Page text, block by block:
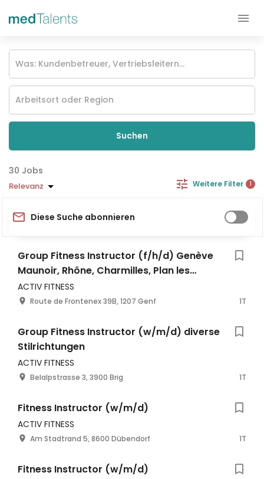
Suchen
Jobs
Relevanz Weitere Filter 1
Diese Suche abonnieren
Group Fitness Instructor (f/h/d) Genève
Maunoir, Rhône, Charmilles, Plan les
Ouates, Eaux-Vives, Pont-Rouge
ACTIV FITNESS
Route de Frontenex 39B, 1207 Genf 1T
Group Fitness Instructor (w/m/d) diverse
Stilrichtungen
ACTIV FITNESS
Belalpstrasse 3, 3900 Brig 1T
Fitness Instructor (w/m/d)
ACTIV FITNESS
Am Stadtrand 5, 8600 Dübendorf 1T
Fitness Instructor (w/m/d)